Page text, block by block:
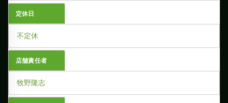
定休日
不定休
店舗責任者
牧野隆志